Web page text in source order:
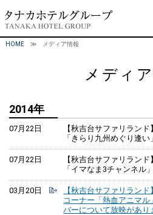
HOME ≫ メディア情報
メディ
2014年
07月22日
【秋吉台サファリラン
「きらり九州めぐり逢
07月22日
【秋吉台サファリラン
「イマなま3チャンネル
03月20日
【秋吉台サファリラン
コーナー「熱血アニマ
バーについて放映があり